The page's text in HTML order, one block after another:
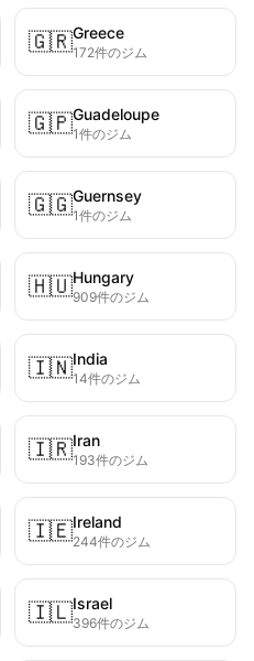
🇬🇷Greece
172件のジム
🇬🇵Guadeloupe
1件のジム
🇬🇬Guernsey
1件のジム
🇭🇺Hungary
909件のジム
🇮🇳India
14件のジム
🇮🇷Iran
193件のジム
🇮🇪Ireland
244件のジム
🇮🇱Israel
396件のジム